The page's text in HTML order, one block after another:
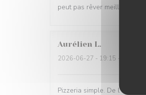
peut pas rêver meilleur
Aurélien L
2026-06-27 - 19:15 - 来宾 3
Pizzeria simple. De